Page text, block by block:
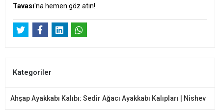
Tavası'na hemen göz atın!
Kategoriler
Ahşap Ayakkabı Kalıbı: Sedir Ağacı Ayakkabı Kalıpları | Nishev